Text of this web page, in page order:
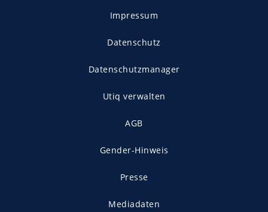
Impressum
Datenschutz
Datenschutzmanager
Utiq verwalten
AGB
Gender-Hinweis
Presse
Mediadaten